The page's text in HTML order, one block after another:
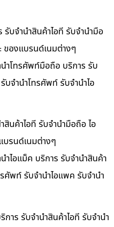
บจำนำสินค้าไอที รับจำนำมือ
ของแบรนด์เนมต่างๆ
ำโทรศัพท์มือถือ บริการ รับ
บจำนำโทรศัพท์ รับจำนำไอ
สินค้าไอที รับจำนำมือถือ ไอ
บรนด์เนมต่างๆ
ไอแม็ค บริการ รับจำนำสินค้า
ศัพท์ รับจำนำไอแพค รับจำนำ
าร รับจำนำสินค้าไอที รับจำนำ